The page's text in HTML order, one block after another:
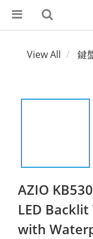
View All 鍵
AZIO
LED
with